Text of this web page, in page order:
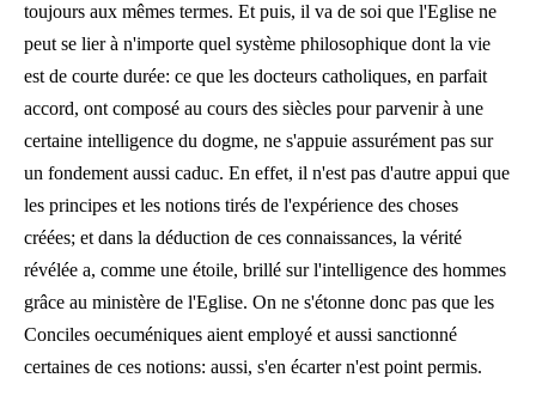
toujours aux mêmes termes. Et puis, il va de soi que l'Eglise ne
peut se lier à n'importe quel système philosophique dont la vie
est de courte durée: ce que les docteurs catholiques, en parfait
accord, ont composé au cours des siècles pour parvenir à une
certaine intelligence du dogme, ne s'appuie assurément pas sur
un fondement aussi caduc. En effet, il n'est pas d'autre appui que
les principes et les notions tirés de l'expérience des choses
créées; et dans la déduction de ces connaissances, la vérité
révélée a, comme une étoile, brillé sur l'intelligence des hommes
grâce au ministère de l'Eglise. On ne s'étonne donc pas que les
Conciles oecuméniques aient employé et aussi sanctionné
certaines de ces notions: aussi, s'en écarter n'est point permis.